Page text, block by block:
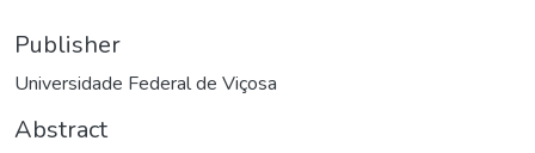
Publisher
Universidade Federal de Viçosa
Abstract